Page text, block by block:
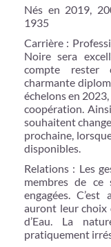
Nés en 2019,
1935
Carrière :
Noire sera
compte rester
charmante
échelons en
coopération.
souhaitent
prochaine,
disponibles.
Relations : Les
membres de
engagées.
auront leur choix
d’Eau. La
pratiquement